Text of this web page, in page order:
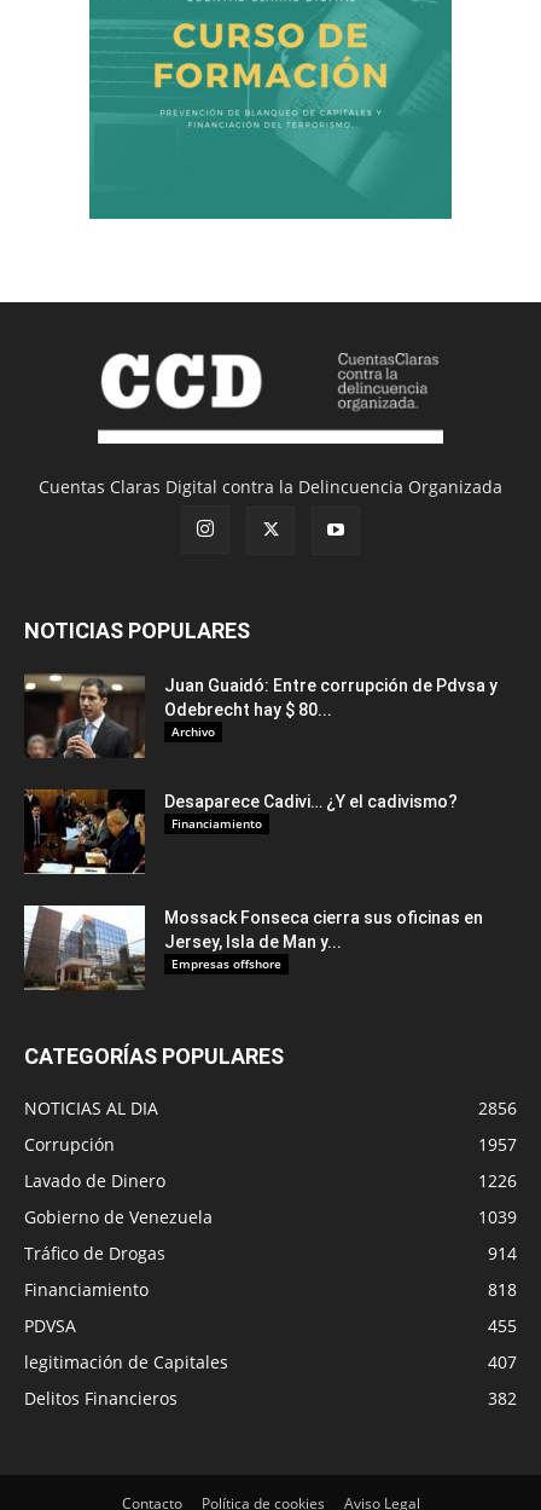
Cuentas Claras Digital contra la Delincuencia Organizada
NOTICIAS POPULARES
Juan Guaidó: Entre corrupción de Pdvsa y
Odebrecht hay $ 80...
Archivo
Desaparece Cadivi… ¿Y el cadivismo?
Financiamiento
Mossack Fonseca cierra sus oficinas en
Jersey, Isla de Man y...
Empresas offshore
CATEGORÍAS POPULARES
NOTICIAS AL DIA
2856
Corrupción
1957
Lavado de Dinero
1226
Gobierno de Venezuela
1039
Tráfico de Drogas
914
Financiamiento
818
PDVSA
455
legitimación de Capitales
407
Delitos Financieros
382
Contacto Política de cookies Aviso Legal